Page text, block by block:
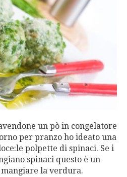
un pò in congelatore
per pranzo ho ideato una
polpette di spinaci. Se i
spinaci questo è un
la verdura.